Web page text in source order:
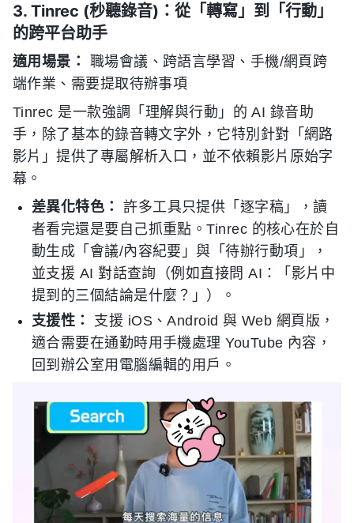
3. Tinrec (秒聽錄音)：從「轉寫」到「行動」
的跨平台助手
適用場景：
職場會議、跨語言學習、手機/網頁跨
端作業、需要提取待辦事項
Tinrec 是一款強調「理解與行動」的 AI 錄音助
手，除了基本的錄音轉文字外，它特別針對「網路
影片」提供了專屬解析入口，並不依賴影片原始字
幕。
差異化特色：
許多工具只提供「逐字稿」，讀
者看完還是要自己抓重點。Tinrec 的核心在於自
動生成「會議/內容紀要」與「待辦行動項」，
並支援 AI 對話查詢（例如直接問 AI：「影片中
提到的三個結論是什麼？」）。
支援性：
支援 iOS、Android 與 Web 網頁版，
適合需要在通勤時用手機處理 YouTube 內容，
回到辦公室用電腦編輯的用戶。